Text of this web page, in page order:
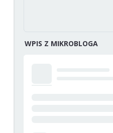
WPIS Z MIKROBLOGA